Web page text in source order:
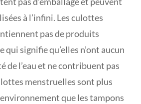
à l’infini. Les culottes
pas de produits
qui signifie qu’elles n’ont aucun
de l’eau et ne contribuent pas
menstruelles sont plus
que les tampons